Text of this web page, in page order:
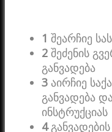
1 შეარჩიე
2 შეძენის
განვადება
3 აირჩიე
განვადება
ინსტრუქციას
4